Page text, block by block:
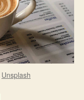
Unsplash